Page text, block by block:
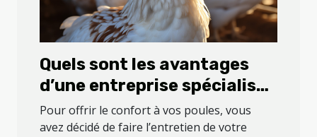
Quels sont les avantages
d’une entreprise spécialisée
dans l’entretien de votre
poulailler ?
Pour offrir le confort à vos poules, vous
avez décidé de faire l’entretien de votre